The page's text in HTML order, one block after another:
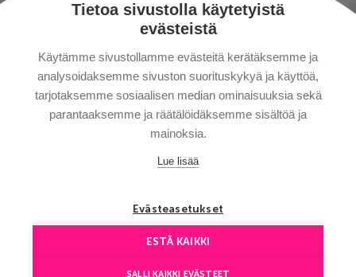
Tietoa sivustolla käytetyistä
evästeistä
Käytämme sivustollamme evästeitä kerätäksemme ja
analysoidaksemme sivuston suorituskykyä ja käyttöä,
tarjotaksemme sosiaalisen median ominaisuuksia sekä
parantaaksemme ja räätälöidäksemme sisältöä ja
mainoksia.
Lue lisää
Evästeasetukset
ESTÄ KAIKKI
SALLI KAIKKI EVÄSTEET
PRIVACY POLICY
MAKSUTAVAT
GENERAL CONDITIONS
GOOD TO KNOW
CONTACTS
Copyright © Aventours 2026